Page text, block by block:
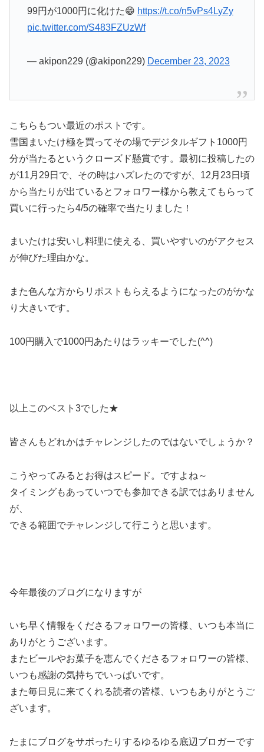
99円が1000円に化けた😁 https://t.co/n5vPs4LyZy
pic.twitter.com/S483FZUzWf
— akipon229 (@akipon229) December 23, 2023
こちらもつい最近のポストです。
雪国まいたけ極を買ってその場でデジタルギフト1000円
分が当たる というクローズド懸賞です。最初に投稿したの
が11月29日で、その時はハズレたのですが、12月23日頃
から当たりが出ているとフォロワー様から教えてもらって
買いに行ったら4/5の確率で当たりました！
まいたけは安いし料理に使える、買いやすいのがアクセス
が伸びた理由かな。
また色んな方からリポストもらえるようになったのがかな
り大きいです。
100円購入で1000円あたりはラッキーでした(^^)
以上このベスト3でした★
皆さんもどれかはチャレンジしたのではないでしょうか？
こうやってみるとお得はスピード。ですよね～
タイミングもあっていつでも参加できる訳ではありません
が、
できる範囲でチャレンジして行こうと思います。
今年最後のブログになりますが
いち早く情報をくださるフォロワーの皆様、いつも本当に
ありがとうございます。
またビールやお菓子を恵んでくださるフォロワーの皆様、
いつも感謝の気持ちでいっぱいです。
また毎日見に来てくれる読者の皆様、いつもありがとうご
ざいます。
たまにブログをサボったりするゆるゆる底辺ブロガーです